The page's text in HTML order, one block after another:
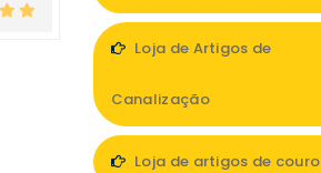
Loja de Artigos de
Canalização
Loja de artigos de couro